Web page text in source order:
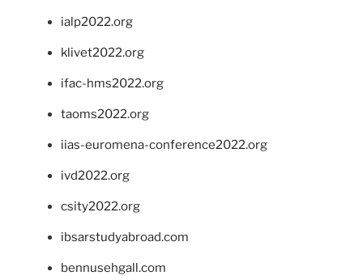
ialp2022.org
klivet2022.org
ifac-hms2022.org
taoms2022.org
iias-euromena-conference2022.org
ivd2022.org
csity2022.org
ibsarstudyabroad.com
bennusehgall.com